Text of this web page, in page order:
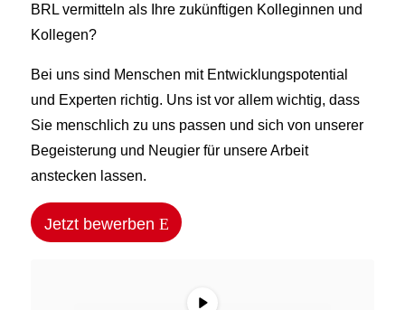
BRL vermitteln als Ihre zukünftigen Kolleginnen und
Kollegen?
Bei uns sind Menschen mit Entwicklungspotential
und Experten richtig. Uns ist vor allem wichtig, dass
Sie menschlich zu uns passen und sich von unserer
Begeisterung und Neugier für unsere Arbeit
anstecken lassen.
Jetzt bewerben